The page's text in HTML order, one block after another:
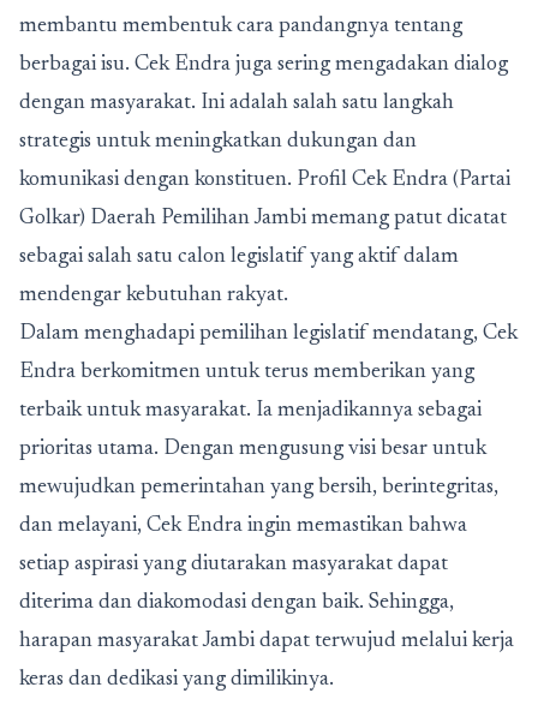
membantu membentuk cara pandangnya tentang
berbagai isu. Cek Endra juga sering mengadakan dialog
dengan masyarakat. Ini adalah salah satu langkah
strategis untuk meningkatkan dukungan dan
komunikasi dengan konstituen. Profil Cek Endra (Partai
Golkar) Daerah Pemilihan Jambi memang patut dicatat
sebagai salah satu calon legislatif yang aktif dalam
mendengar kebutuhan rakyat.
Dalam menghadapi pemilihan legislatif mendatang, Cek
Endra berkomitmen untuk terus memberikan yang
terbaik untuk masyarakat. Ia menjadikannya sebagai
prioritas utama. Dengan mengusung visi besar untuk
mewujudkan pemerintahan yang bersih, berintegritas,
dan melayani, Cek Endra ingin memastikan bahwa
setiap aspirasi yang diutarakan masyarakat dapat
diterima dan diakomodasi dengan baik. Sehingga,
harapan masyarakat Jambi dapat terwujud melalui kerja
keras dan dedikasi yang dimilikinya.